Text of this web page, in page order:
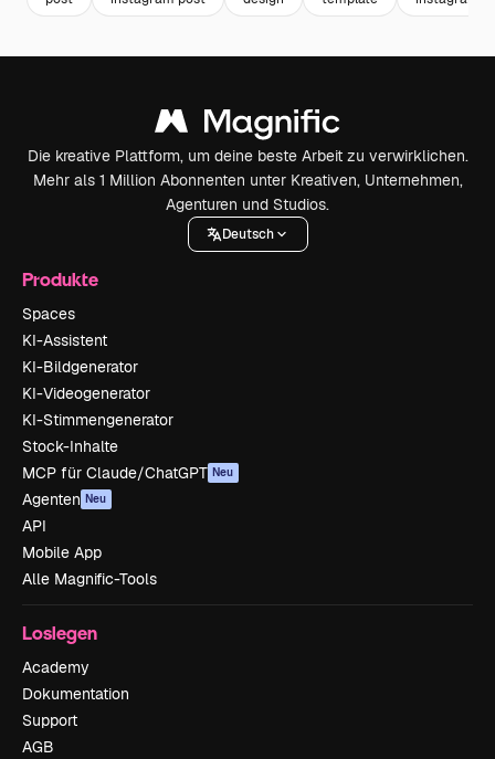
Die kreative Plattform, um deine beste Arbeit zu verwirklichen.
Mehr als 1 Million Abonnenten unter Kreativen, Unternehmen,
Agenturen und Studios.
Deutsch
Produkte
Spaces
KI-Assistent
KI-Bildgenerator
KI-Videogenerator
KI-Stimmengenerator
Stock-Inhalte
MCP für Claude/ChatGPT Neu
Agenten Neu
API
Mobile App
Alle Magnific-Tools
Loslegen
Academy
Dokumentation
Support
AGB